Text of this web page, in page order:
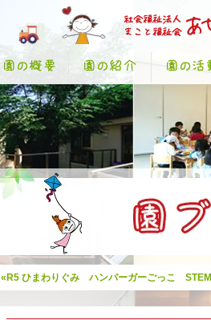
«R5 ひまわりぐみ ハンバーガーごっこ STEM